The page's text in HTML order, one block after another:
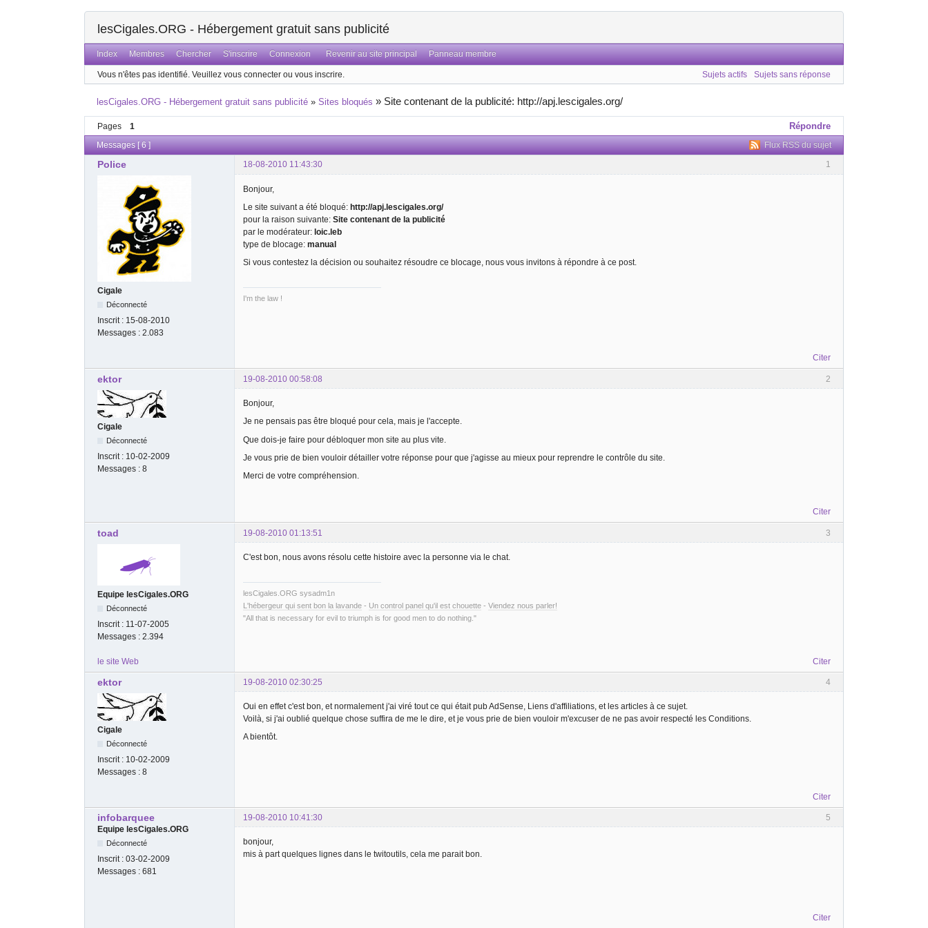
lesCigales.ORG - Hébergement gratuit sans publicité
Index Membres Chercher S'inscrire Connexion Revenir au site principal Panneau membre
Vous n'êtes pas identifié. Veuillez vous connecter ou vous inscrire. Sujets actifs Sujets sans réponse
lesCigales.ORG - Hébergement gratuit sans publicité »Sites bloqués » Site contenant de la publicité: http://apj.lescigales.org/
Pages 1 Répondre
Flux RSS du sujet
Messages [ 6 ]
1
Police 18-08-2010 11:43:30
Cigale
Déconnecté
Inscrit : 15-08-2010
Messages : 2.083
Bonjour,
Le site suivant a été bloqué: http://apj.lescigales.org/
pour la raison suivante: Site contenant de la publicité
par le modérateur: loic.leb
type de blocage: manual
Si vous contestez la décision ou souhaitez résoudre ce blocage, nous vous invitons à répondre à ce post.
I'm the law !
Citer
2
ektor 19-08-2010 00:58:08
Cigale
Déconnecté
Inscrit : 10-02-2009
Messages : 8
Bonjour,
Je ne pensais pas être bloqué pour cela, mais je l'accepte.
Que dois-je faire pour débloquer mon site au plus vite.
Je vous prie de bien vouloir détailler votre réponse pour que j'agisse au mieux pour reprendre le contrôle du site.
Merci de votre compréhension.
Citer
3
toad 19-08-2010 01:13:51
Equipe lesCigales.ORG
Déconnecté
Inscrit : 11-07-2005
Messages : 2.394
C'est bon, nous avons résolu cette histoire avec la personne via le chat.
lesCigales.ORG sysadm1n
L'hébergeur qui sent bon la lavande - Un control panel qu'il est chouette - Viendez nous parler!
"All that is necessary for evil to triumph is for good men to do nothing."
le site Web Citer
4
ektor 19-08-2010 02:30:25
Cigale
Déconnecté
Inscrit : 10-02-2009
Messages : 8
Oui en effet c'est bon, et normalement j'ai viré tout ce qui était pub AdSense, Liens d'affiliations, et les articles à ce sujet.
Voilà, si j'ai oublié quelque chose suffira de me le dire, et je vous prie de bien vouloir m'excuser de ne pas avoir respecté les Conditions.
A bientôt.
Citer
5
infobarquee
19-08-2010 10:41:30
Equipe lesCigales.ORG
Déconnecté
Inscrit : 03-02-2009
Messages : 681
bonjour,
mis à part quelques lignes dans le twitoutils, cela me parait bon.
Citer